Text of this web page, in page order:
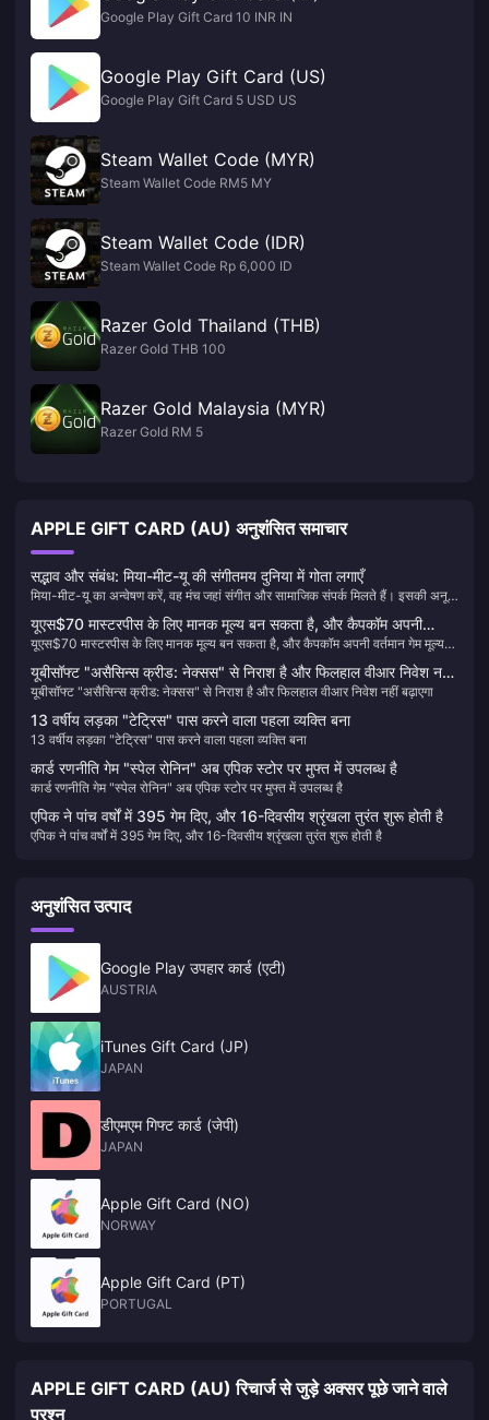
Google Play Gift Card 10 INR IN
Google Play Gift Card (US)
Google Play Gift Card 5 USD US
Steam Wallet Code (MYR)
Steam Wallet Code RM5 MY
Steam Wallet Code (IDR)
Steam Wallet Code Rp 6,000 ID
Razer Gold Thailand (THB)
Razer Gold THB 100
Razer Gold Malaysia (MYR)
Razer Gold RM 5
APPLE GIFT CARD (AU) अनुशंसित समाचार
सद्भाव और संबंध: मिया-मीट-यू की संगीतमय दुनिया में गोता लगाएँ
मिया-मीट-यू का अन्वेषण करें, वह मंच जहां संगीत और सामाजिक संपर्क मिलते हैं। इसकी अनूठी
विशेषताओं, ऐतिहासिक यात्रा और मीट-गुड-वॉइस-कॉइन्स के साथ अपने अनुभव को कैसे
बढ़ाया जाए, इसके बारे में जानें, साथ ही सद्भाव और नई दोस्ती भी पाएं।
यूएस$70 मास्टरपीस के लिए मानक मूल्य बन सकता है, और कैपकॉम अपनी
वर्तमान गेम मूल्य निर्धारण रणनीति पर पुनर्विचार करेगा
यूएस$70 मास्टरपीस के लिए मानक मूल्य बन सकता है, और कैपकॉम अपनी वर्तमान गेम मूल्य
निर्धारण रणनीति पर पुनर्विचार करेगा
यूबीसॉफ्ट "असैसिन्स क्रीड: नेक्सस" से निराश है और फिलहाल वीआर निवेश नहीं
बढ़ाएगा
यूबीसॉफ्ट "असैसिन्स क्रीड: नेक्सस" से निराश है और फिलहाल वीआर निवेश नहीं बढ़ाएगा
13 वर्षीय लड़का "टेट्रिस" पास करने वाला पहला व्यक्ति बना
13 वर्षीय लड़का "टेट्रिस" पास करने वाला पहला व्यक्ति बना
कार्ड रणनीति गेम "स्पेल रोनिन" अब एपिक स्टोर पर मुफ्त में उपलब्ध है
कार्ड रणनीति गेम "स्पेल रोनिन" अब एपिक स्टोर पर मुफ्त में उपलब्ध है
एपिक ने पांच वर्षों में 395 गेम दिए, और 16-दिवसीय श्रृंखला तुरंत शुरू होती है
एपिक ने पांच वर्षों में 395 गेम दिए, और 16-दिवसीय श्रृंखला तुरंत शुरू होती है
अनुशंसित उत्पाद
Google Play उपहार कार्ड (एटी)
AUSTRIA
iTunes Gift Card (JP)
JAPAN
डीएमएम गिफ्ट कार्ड (जेपी)
JAPAN
Apple Gift Card (NO)
NORWAY
Apple Gift Card (PT)
PORTUGAL
APPLE GIFT CARD (AU) रिचार्ज से जुड़े अक्सर पूछे जाने वाले
प्रश्न